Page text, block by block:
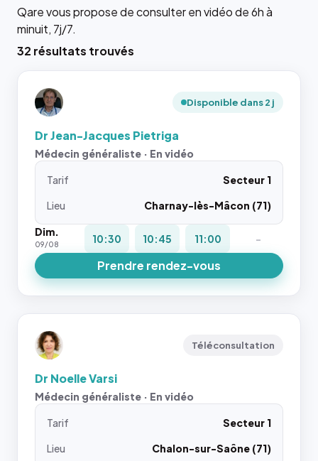
Qare vous propose de consulter en vidéo de 6h à
minuit, 7j/7.
32 résultats trouvés
Disponible dans 2 j
Dr Jean-Jacques Pietriga
Médecin généraliste · En vidéo
Tarif
Secteur 1
Lieu
Charnay-lès-Mâcon (71)
Dim.
09/08 10:30 10:45 11:00 -
Prendre rendez-vous
Téléconsultation
Dr Noelle Varsi
Médecin généraliste · En vidéo
Tarif
Secteur 1
Lieu
Chalon-sur-Saône (71)